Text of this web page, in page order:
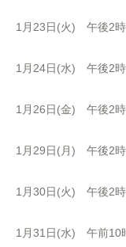
1月23日(火) 午後2時
1月24日(水) 午後2時
1月26日(金) 午後2時
1月29日(月) 午後2時
1月30日(火) 午後2時
1月31日(水) 午前10